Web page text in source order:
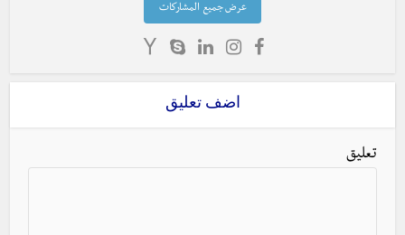
عرض جميع المشاركات
اضف تعليق
تعليق